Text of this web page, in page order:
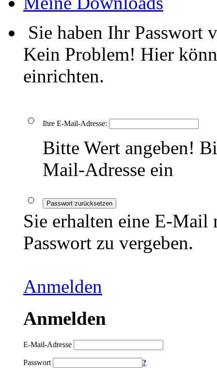
Sie haben Ihr Passwort
Kein Problem! Hier
einrichten.
Ihre E-Mail-Adresse:
Bitte Wert angeben!
Mail-Adresse ein
Passwort zurücksetzen
Sie erhalten eine E-
Passwort zu vergeben.
Anmelden
Anmelden
E-Mail-Adresse
Passwort ?